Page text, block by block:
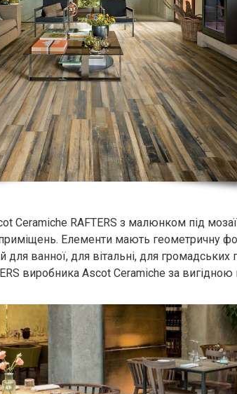
Ceramiche RAFTERS з малюнком під
Елементи мають геометричну
для ванної, для вітальні, для
виробника Ascot Ceramiche за